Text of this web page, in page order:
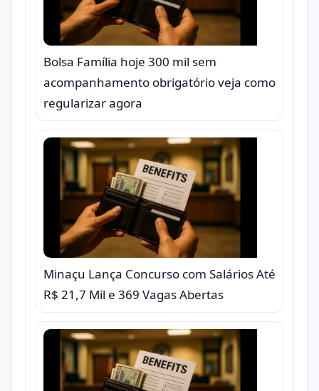
Bolsa Família hoje 300 mil sem
acompanhamento obrigatório veja como
regularizar agora
Minaçu Lança Concurso com Salários Até
R$ 21,7 Mil e 369 Vagas Abertas